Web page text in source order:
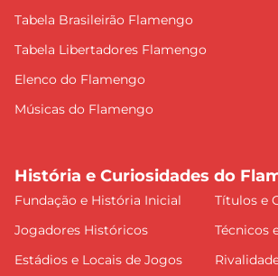
Tabela Brasileirão Flamengo
Tabela Libertadores Flamengo
Elenco do Flamengo
Músicas do Flamengo
História e Curiosidades do
Fundação e História Inicial
Títulos e
Jogadores Históricos
Técnicos
Estádios e Locais de Jogos